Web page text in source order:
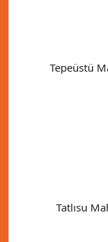
Tepeüstü
Tatlısu